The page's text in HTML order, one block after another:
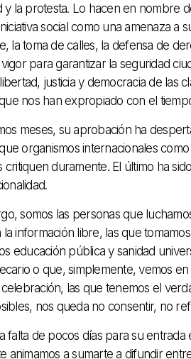
y la protesta. Lo hacen en nombre
social como una amenaza a
la toma de calles, la defensa de
para garantizar la seguridad
justicia y democracia de las
nos han expropiado con el
meses, su aprobación ha
organismos internacionales
critiquen duramente. El último ha
somos las personas que
información libre, las que
educación pública y sanidad
o que, simplemente, vemos
las que tenemos el
nos queda no consentir, no
falta de pocos días para su
animamos a sumarte a difundir